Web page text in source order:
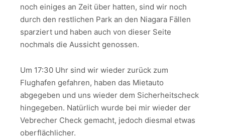
noch einiges an Zeit über hatten, sind wir noch
durch den restlichen Park an den Niagara Fällen
sparziert und haben auch von dieser Seite
nochmals die Aussicht genossen.
Um 17:30 Uhr sind wir wieder zurück zum
Flughafen gefahren, haben das Mietauto
abgegeben und uns wieder dem Sicherheitscheck
hingegeben. Natürlich wurde bei mir wieder der
Vebrecher Check gemacht, jedoch diesmal etwas
oberflächlicher.